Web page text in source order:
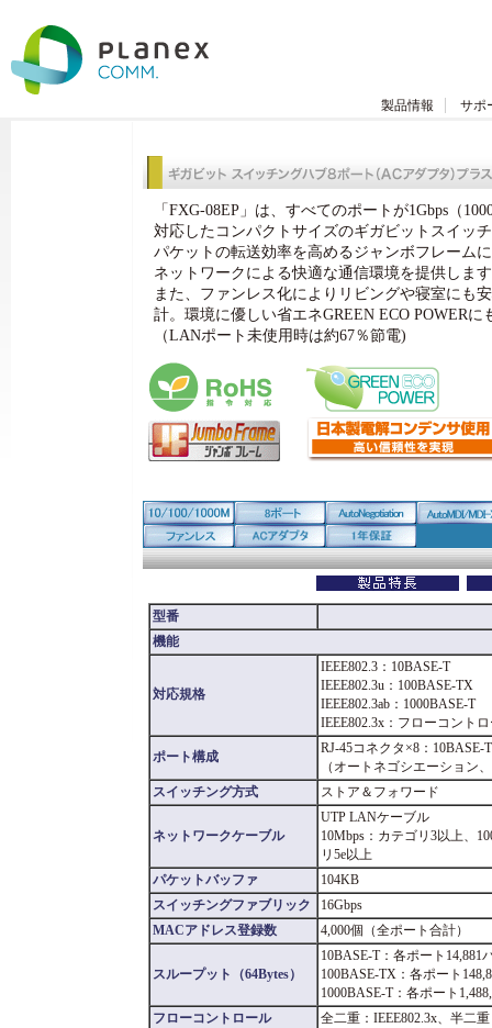
製品情報 サポ
「FXG-08EP」は、すべてのポートが1Gbps（
対応したコンパクトサイズのギガビットスイッ
パケットの転送効率を高めるジャンボフレーム
ネットワークによる快適な通信環境を提供しま
また、ファンレス化によりリビングや寝室にも
計。環境に優しい省エネGREEN ECO POWERに
（LANポート未使用時は約67％節電)
型番
機能
対応規格
IEEE802.3：10BASE-T
IEEE802.3u：100BASE-TX
IEEE802.3ab：1000BASE-T
IEEE802.3x：フローコント
ポート構成
RJ-45コネクタ×8：10BASE-
（オートネゴシエーション
スイッチング方式
ストア＆フォワード
ネットワークケーブル
UTP LANケーブル
10Mbps：カテゴリ3以上、
リ5e以上
パケットバッファ
104KB
スイッチングファブリック
16Gbps
MACアドレス登録数
4,000個（全ポート合計）
スループット（64Bytes）
10BASE-T：各ポート14,881
100BASE-TX：各ポート
1000BASE-T：各ポート
フローコントロール
全二重：IEEE802.3x、半二